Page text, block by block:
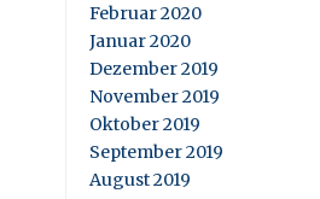
Februar 2020
Januar 2020
Dezember 2019
November 2019
Oktober 2019
September 2019
August 2019